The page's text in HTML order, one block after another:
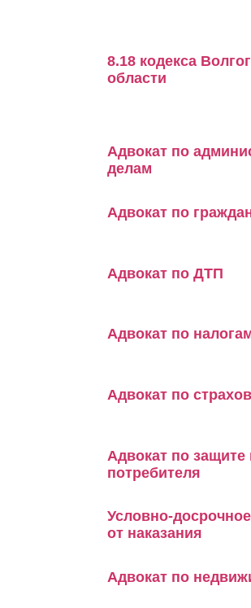
8.18 кодекса
области
Адвокат по
делам
Адвокат по
Адвокат по ДТП
Адвокат по
Адвокат по
Адвокат по защите
потребителя
Условно-
от наказания
Адвокат по